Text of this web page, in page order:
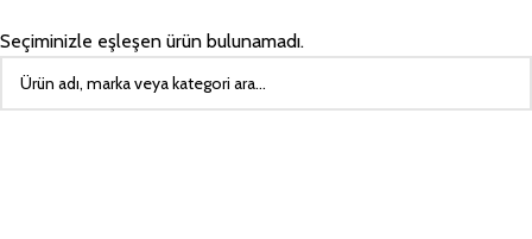
Seçiminizle eşleşen ürün bulunamadı.